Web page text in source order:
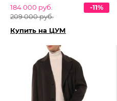
184 000 руб.
209 000 руб.
-11%
Купить на ЦУМ